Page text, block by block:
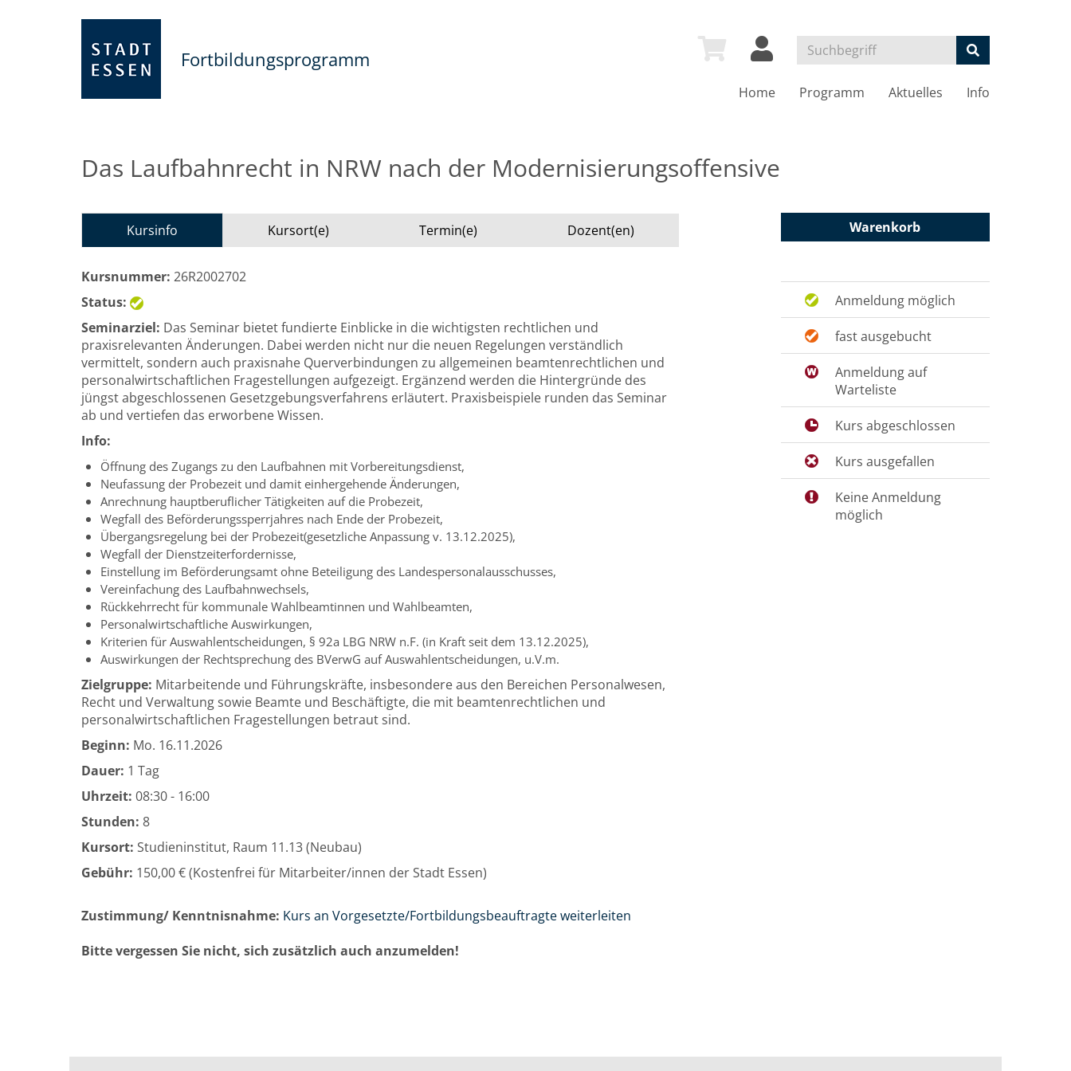
Fortbildungsprogramm
Home Programm Aktuelles Info
Das Laufbahnrecht in NRW nach der Modernisierungsoffensive
Kursinfo Kursort(e) Termin(e) Dozent(en)
Kursnummer: 26R2002702
Status:
Seminarziel: Das Seminar bietet fundierte Einblicke in die wichtigsten rechtlichen und
praxisrelevanten Änderungen. Dabei werden nicht nur die neuen Regelungen verständlich
vermittelt, sondern auch praxisnahe Querverbindungen zu allgemeinen beamtenrechtlichen und
personalwirtschaftlichen Fragestellungen aufgezeigt. Ergänzend werden die Hintergründe des
jüngst abgeschlossenen Gesetzgebungsverfahrens erläutert. Praxisbeispiele runden das Seminar
ab und vertiefen das erworbene Wissen.
Info:
Öffnung des Zugangs zu den Laufbahnen mit Vorbereitungsdienst,
Neufassung der Probezeit und damit einhergehende Änderungen,
Anrechnung hauptberuflicher Tätigkeiten auf die Probezeit,
Wegfall des Beförderungssperrjahres nach Ende der Probezeit,
Übergangsregelung bei der Probezeit(gesetzliche Anpassung v. 13.12.2025),
Wegfall der Dienstzeiterfordernisse,
Einstellung im Beförderungsamt ohne Beteiligung des Landespersonalausschusses,
Vereinfachung des Laufbahnwechsels,
Rückkehrrecht für kommunale Wahlbeamtinnen und Wahlbeamten,
Personalwirtschaftliche Auswirkungen,
Kriterien für Auswahlentscheidungen, § 92a LBG NRW n.F. (in Kraft seit dem 13.12.2025),
Auswirkungen der Rechtsprechung des BVerwG auf Auswahlentscheidungen, u.V.m.
Zielgruppe: Mitarbeitende und Führungskräfte, insbesondere aus den Bereichen Personalwesen,
Recht und Verwaltung sowie Beamte und Beschäftigte, die mit beamtenrechtlichen und
personalwirtschaftlichen Fragestellungen betraut sind.
Beginn: Mo. 16.11.2026
Dauer: 1 Tag
Uhrzeit: 08:30 - 16:00
Stunden: 8
Kursort: Studieninstitut, Raum 11.13 (Neubau)
Gebühr: 150,00 € (Kostenfrei für Mitarbeiter/innen der Stadt Essen)
Zustimmung/ Kenntnisnahme: Kurs an Vorgesetzte/Fortbildungsbeauftragte weiterleiten
Bitte vergessen Sie nicht, sich zusätzlich auch anzumelden!
Warenkorb
Anmeldung möglich
fast ausgebucht
Anmeldung auf
Warteliste
Kurs abgeschlossen
Kurs ausgefallen
Keine Anmeldung
möglich